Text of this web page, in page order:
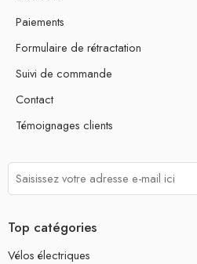
Paiements
Formulaire de rétractation
Suivi de commande
Contact
Témoignages clients
Top catégories
Vélos électriques